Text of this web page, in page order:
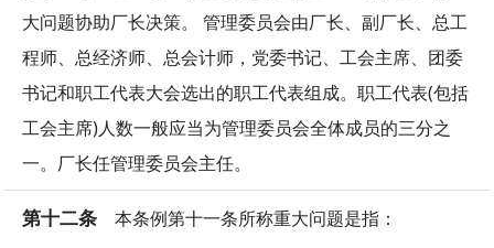
大问题协助厂长决策。 管理委员会由厂长、副厂长、总工
程师、总经济师、总会计师，党委书记、工会主席、团委
书记和职工代表大会选出的职工代表组成。职工代表(包括
工会主席)人数一般应当为管理委员会全体成员的三分之
一。厂长任管理委员会主任。
第十二条 本条例第十一条所称重大问题是指：